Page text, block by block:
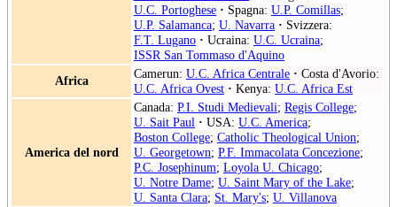
U.C. Portoghese · Spagna: U.P. Comillas;
U.P. Salamanca; U. Navarra · Svizzera:
F.T. Lugano · Ucraina: U.C. Ucraina;
ISSR San Tommaso d'Aquino
Africa
Camerun: U.C. Africa Centrale · Costa d'Avorio:
U.C. Africa Ovest · Kenya: U.C. Africa Est
America del nord
Canada: P.I. Studi Medievali; Regis College;
U. Sait Paul · USA: U.C. America;
Boston College; Catholic Theological Union;
U. Georgetown; P.F. Immacolata Concezione;
P.C. Josephinum; Loyola U. Chicago;
U. Notre Dame; U. Saint Mary of the Lake;
U. Santa Clara; St. Mary's; U. Villanova